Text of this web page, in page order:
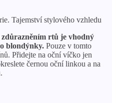
Tajemství stylového vzhledu
rtů je vhodný
blondýnky. Pouze v tomto
Přidejte na oční víčko jen
černou oční linkou a na